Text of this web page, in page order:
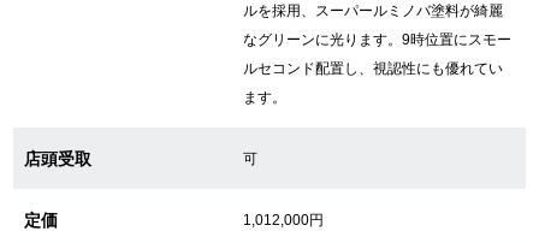
For Overseas Customers
ルを採用、スーパールミノバ塗料が綺麗
なグリーンに光ります。9時位置にスモー
ルセコンド配置し、視認性にも優れてい
ます。
店頭受取 可
定価 1,012,000円